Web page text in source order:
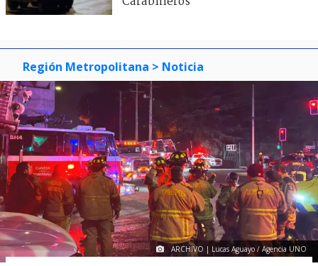
Región Metropolitana > Noticia
ARCHIVO | Lucas Aguayo / Agencia UNO